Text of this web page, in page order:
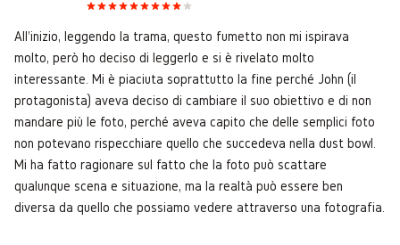
All'inizio, leggendo la trama, questo fumetto non mi ispirava
molto, però ho deciso di leggerlo e si è rivelato molto
interessante. Mi è piaciuta soprattutto la fine perché John (il
protagonista) aveva deciso di cambiare il suo obiettivo e di non
mandare più le foto, perché aveva capito che delle semplici foto
non potevano rispecchiare quello che succedeva nella dust bowl.
Mi ha fatto ragionare sul fatto che la foto può scattare
qualunque scena e situazione, ma la realtà può essere ben
diversa da quello che possiamo vedere attraverso una fotografia.